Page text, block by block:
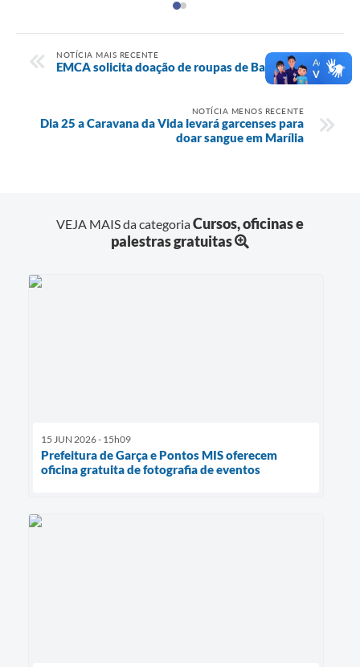
NOTÍCIA MAIS RECENTE
EMCA solicita doação de roupas de Ballet
NOTÍCIA MENOS RECENTE
Dia 25 a Caravana da Vida levará garcenses para
doar sangue em Marília
VEJA MAIS da categoriaCursos, oficinas e
palestras gratuitas
15 JUN 2026 - 15h09
Prefeitura de Garça e Pontos MIS oferecem
oficina gratuita de fotografia de eventos